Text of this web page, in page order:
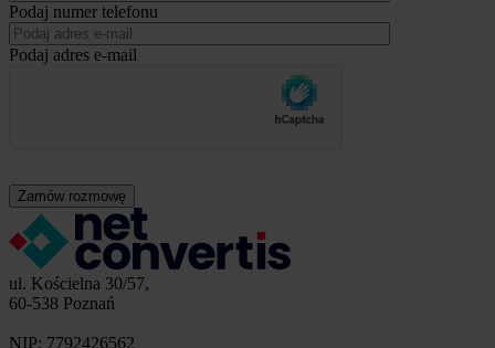
Podaj numer telefonu
Podaj adres e-mail
ul. Kościelna 30/57,
60-538 Poznań
NIP: 7792426562